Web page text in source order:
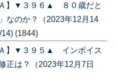
Ａ】▼３９６▲ ８０歳だと
なのか？（2023年12月14
14) (1844)
Ａ】▼３９５▲ インボイス
正は？（2023年12月7日